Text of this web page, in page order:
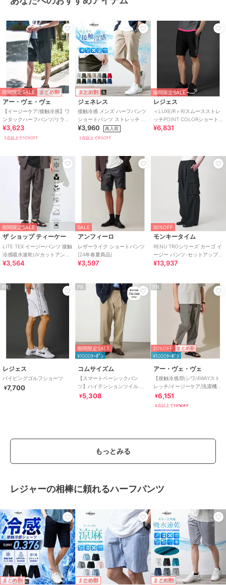
期間限定SALE まとめ割
アー・ヴェ・ヴェ
【イージーケア/接触冷感】ワ
ンタックハーフパンツ/リライ
ト夏2【吸水速乾/UVカット】
¥3,623
2点以上で10%OFF
まとめ割
ジェネレス
接触冷感 メンズ ハーフパンツ
ショートパンツ ストレッチ 涼
しい 冷感 吸水速乾 無地 ドラ
イ
¥3,960 再入荷
2点以上で8%OFF
期間限定SALE
レジェス
＜LUXE/R＞R/スムースストレ
ッチPOINT COLORショートパ
ンツ
¥6,831
期間限定SALE
ザ ショップ ティーケー
LITE TEX イージーパンツ 接触
冷感吸水速乾UVカットアンチ
ピリングイージーケア洗濯機
¥3,564
SALE
アンフィーロ
レザーライク ショートパンツ
[24年春夏商品]
¥3,597
30%OFF
モンキータイム
RENU TROシリーズ カーゴ イ
ージー パンツ-セットアップ対
応-
¥13,937
PR
レジェス
パイピングゴルフショーツ
¥7,700
PR
期間限定SALE
¥1000ｸｰﾎﾟﾝ
コムサイズム
【スマートベーシックパン
ツ】ハイテンションツイル ワ
イドテーパードパンツ
¥5,308
PR
20%OFF まとめ割
¥1000ｸｰﾎﾟﾝ
アー・ヴェ・ヴェ
【接触冷感/防シワ/4WAYスト
レッチ/イージーケア/洗濯機で
洗える/毛玉になりにくい】４
ＷＡＹツイ
¥6,151
2点以上で10%OFF
もっとみる
レジャーの相棒に頼れるハーフパンツ
まとめ割 まとめ割 まとめ割